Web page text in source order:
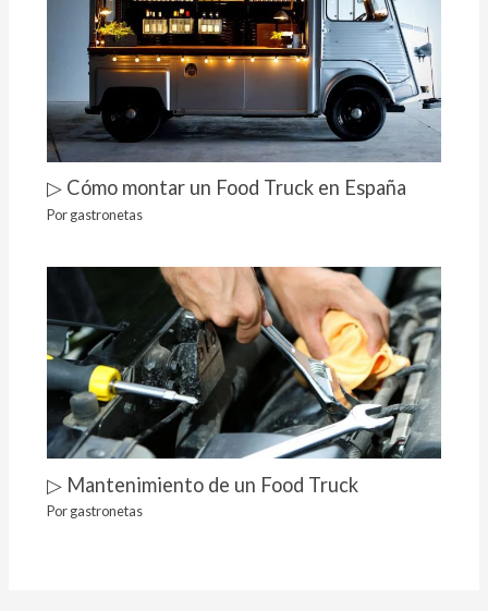
▷ Cómo montar un Food Truck en España
Porgastronetas
▷ Mantenimiento de un Food Truck
Porgastronetas